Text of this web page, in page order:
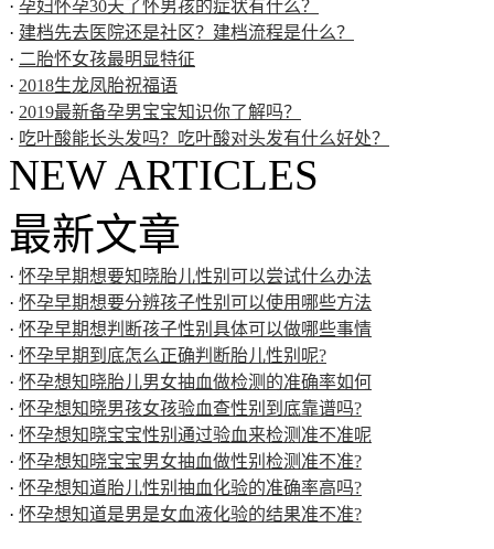
· 孕妇怀孕30天了怀男孩的症状有什么？
· 建档先去医院还是社区？建档流程是什么？
· 二胎怀女孩最明显特征
· 2018生龙凤胎祝福语
· 2019最新备孕男宝宝知识你了解吗？
· 吃叶酸能长头发吗？吃叶酸对头发有什么好处？
NEW ARTICLES
最新文章
· 怀孕早期想要知晓胎儿性别可以尝试什么办法
· 怀孕早期想要分辨孩子性别可以使用哪些方法
· 怀孕早期想判断孩子性别具体可以做哪些事情
· 怀孕早期到底怎么正确判断胎儿性别呢?
· 怀孕想知晓胎儿男女抽血做检测的准确率如何
· 怀孕想知晓男孩女孩验血查性别到底靠谱吗?
· 怀孕想知晓宝宝性别通过验血来检测准不准呢
· 怀孕想知晓宝宝男女抽血做性别检测准不准?
· 怀孕想知道胎儿性别抽血化验的准确率高吗?
· 怀孕想知道是男是女血液化验的结果准不准?